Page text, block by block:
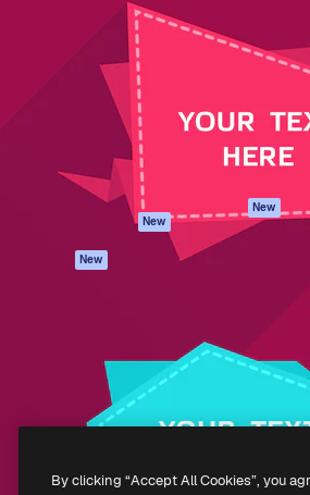
Assistente de IA
Gerador de vídeos
Texto para voz
Conteúdo de stock
New
New
Academy
Documentação
Termos e
condições
Política de
Originais New
Política de cookies
Central de
Empresas
Todos os direitos reservados.
By clicking “Accept All Cookies”, you